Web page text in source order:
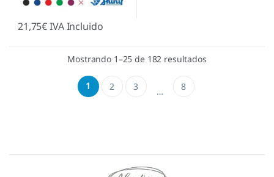
21,75€IVA Incluido
Mostrando 1–25 de 182 resultados
1 2 3 … 8
Marcas De Carrusel